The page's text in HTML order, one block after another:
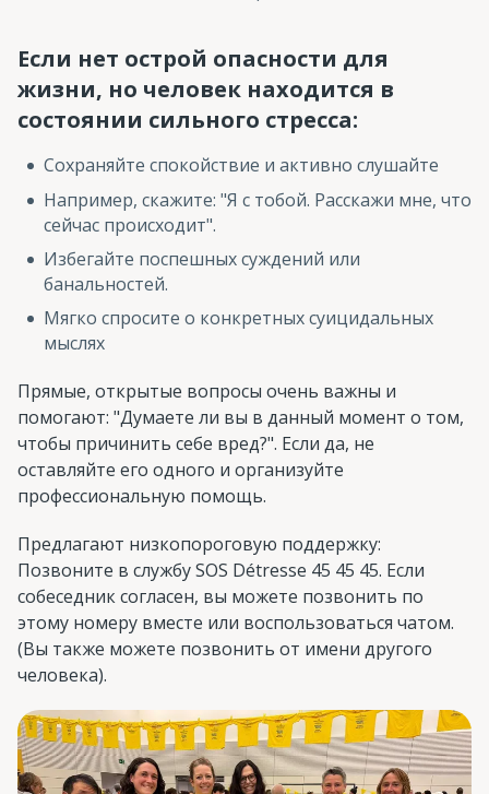
Если нет острой опасности для
жизни, но человек находится в
состоянии сильного стресса:
Сохраняйте спокойствие и активно слушайте
Например, скажите: "Я с тобой. Расскажи мне, что
сейчас происходит".
Избегайте поспешных суждений или
банальностей.
Мягко спросите о конкретных суицидальных
мыслях
Прямые, открытые вопросы очень важны и
помогают: "Думаете ли вы в данный момент о том,
чтобы причинить себе вред?". Если да, не
оставляйте его одного и организуйте
профессиональную помощь.
Предлагают низкопороговую поддержку:
Позвоните в службу SOS Détresse 45 45 45. Если
собеседник согласен, вы можете позвонить по
этому номеру вместе или воспользоваться чатом.
(Вы также можете позвонить от имени другого
человека).